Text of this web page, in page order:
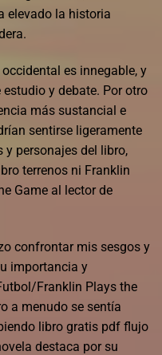
elevado la historia
es innegable, y
y debate. Por otro
más sustancial e
sentirse ligeramente
y personajes del libro,
terrenos ni Franklin
Game al lector de
confrontar mis sesgos y
importancia y
Franklin Plays the
a menudo se sentía
libro gratis pdf flujo
destaca por su